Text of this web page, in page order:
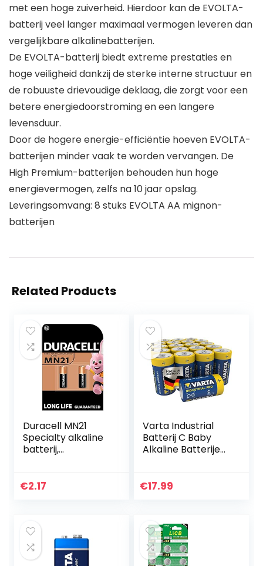
met een hoge zuiverheid. Hierdoor kan de EVOLTA-
batterij veel langer maximaal vermogen leveren dan
vergelijkbare alkalinebatterijen.
De EVOLTA-batterij biedt extreme prestaties en
hoge veiligheid dankzij de sterke interne structuur en
de robuuste drievoudige deklaag, die zorgt voor een
betere energiedoorstroming en een langere
levensduur.
Door de hogere energie-efficiëntie hoeven EVOLTA-
batterijen minder vaak te worden vervangen. De
High Premium-batterijen behouden hun hoge
energievermogen, zelfs na 10 jaar opslag.
Leveringsomvang: 8 stuks EVOLTA AA mignon-
batterijen
Related Products
Duracell MN21
Specialty alkaline
batterij,
€2.17
Varta Industrial
Batterij C Baby
Alkaline Batterijen
Blauw
€17.99